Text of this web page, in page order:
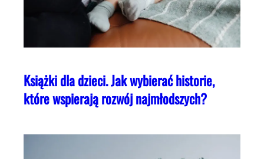
Książki dla dzieci. Jak wybierać historie,
które wspierają rozwój najmłodszych?